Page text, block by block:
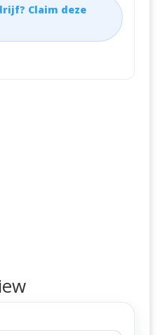
Claim deze